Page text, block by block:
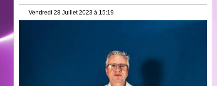
Vendredi 28 Juillet 2023 à 15:19